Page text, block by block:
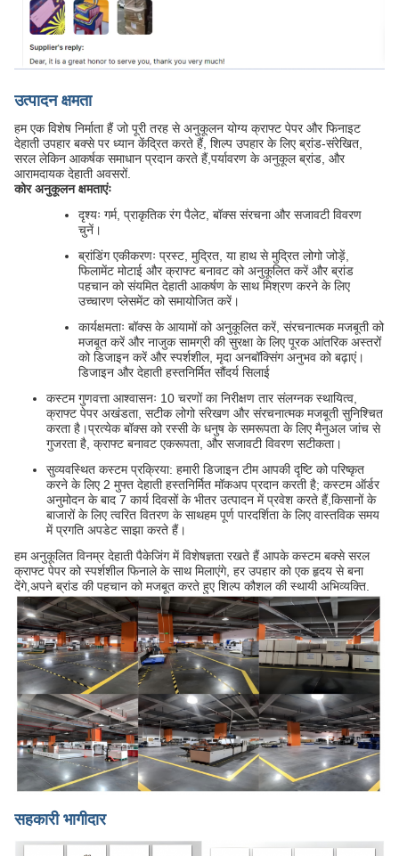
उत्पादन क्षमता
हम एक विशेष निर्माता हैं जो पूरी तरह से अनुकूलन योग्य क्राफ्ट पेपर और फिनाइट
देहाती उपहार बक्से पर ध्यान केंद्रित करते हैं, शिल्प उपहार के लिए ब्रांड-संरेखित,
सरल लेकिन आकर्षक समाधान प्रदान करते हैं,पर्यावरण के अनुकूल ब्रांड, और
आरामदायक देहाती अवसरों.
कोर अनुकूलन क्षमताएंः
दृश्यः गर्म, प्राकृतिक रंग पैलेट, बॉक्स संरचना और सजावटी विवरण
चुनें।
ब्रांडिंग एकीकरणः प्रस्ट, मुद्रित, या हाथ से मुद्रित लोगो जोड़ें,
फिलामेंट मोटाई और क्राफ्ट बनावट को अनुकूलित करें और ब्रांड
पहचान को संयमित देहाती आकर्षण के साथ मिश्रण करने के लिए
उच्चारण प्लेसमेंट को समायोजित करें।
कार्यक्षमताः बॉक्स के आयामों को अनुकूलित करें, संरचनात्मक मजबूती को
मजबूत करें और नाजुक सामग्री की सुरक्षा के लिए पूरक आंतरिक अस्तरों
को डिजाइन करें और स्पर्शशील, मृदा अनबॉक्सिंग अनुभव को बढ़ाएं।
डिजाइन और देहाती हस्तनिर्मित सौंदर्य सिलाई
कस्टम गुणवत्ता आश्वासनः 10 चरणों का निरीक्षण तार संलग्नक स्थायित्व,
क्राफ्ट पेपर अखंडता, सटीक लोगो संरेखण और संरचनात्मक मजबूती सुनिश्चित
करता है।प्रत्येक बॉक्स को रस्सी के धनुष के समरूपता के लिए मैनुअल जांच से
गुजरता है, क्राफ्ट बनावट एकरूपता, और सजावटी विवरण सटीकता।
सुव्यवस्थित कस्टम प्रक्रिया: हमारी डिजाइन टीम आपकी दृष्टि को परिष्कृत
करने के लिए 2 मुफ्त देहाती हस्तनिर्मित मॉकअप प्रदान करती है; कस्टम ऑर्डर
अनुमोदन के बाद 7 कार्य दिवसों के भीतर उत्पादन में प्रवेश करते हैं,किसानों के
बाजारों के लिए त्वरित वितरण के साथहम पूर्ण पारदर्शिता के लिए वास्तविक समय
में प्रगति अपडेट साझा करते हैं।
हम अनुकूलित विनम्र देहाती पैकेजिंग में विशेषज्ञता रखते हैं आपके कस्टम बक्से सरल
क्राफ्ट पेपर को स्पर्शशील फिनाले के साथ मिलाएंगे, हर उपहार को एक हृदय से बना
देंगे,अपने ब्रांड की पहचान को मजबूत करते हुए शिल्प कौशल की स्थायी अभिव्यक्ति.
सहकारी भागीदार